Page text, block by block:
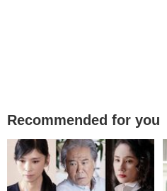
Recommended for you